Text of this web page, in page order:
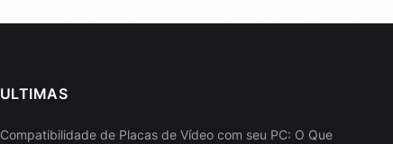
ULTIMAS
Compatibilidade de Placas de Vídeo com seu PC: O Que